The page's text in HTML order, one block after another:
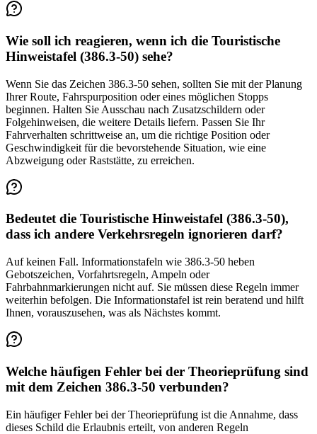
Wie soll ich reagieren, wenn ich die Touristische
Hinweistafel (386.3-50) sehe?
Wenn Sie das Zeichen 386.3-50 sehen, sollten Sie mit der Planung
Ihrer Route, Fahrspurposition oder eines möglichen Stopps
beginnen. Halten Sie Ausschau nach Zusatzschildern oder
Folgehinweisen, die weitere Details liefern. Passen Sie Ihr
Fahrverhalten schrittweise an, um die richtige Position oder
Geschwindigkeit für die bevorstehende Situation, wie eine
Abzweigung oder Raststätte, zu erreichen.
Bedeutet die Touristische Hinweistafel (386.3-50),
dass ich andere Verkehrsregeln ignorieren darf?
Auf keinen Fall. Informationstafeln wie 386.3-50 heben
Gebotszeichen, Vorfahrtsregeln, Ampeln oder
Fahrbahnmarkierungen nicht auf. Sie müssen diese Regeln immer
weiterhin befolgen. Die Informationstafel ist rein beratend und hilft
Ihnen, vorauszusehen, was als Nächstes kommt.
Welche häufigen Fehler bei der Theorieprüfung sind
mit dem Zeichen 386.3-50 verbunden?
Ein häufiger Fehler bei der Theorieprüfung ist die Annahme, dass
dieses Schild die Erlaubnis erteilt, von anderen Regeln